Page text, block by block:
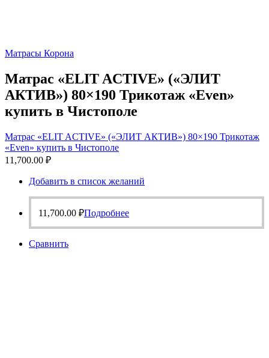
Матрасы Корона
Матрас «ELIT ACTIVE» («ЭЛИТ
АКТИВ») 80×190 Трикотаж «Even»
купить в Чистополе
Матрас «ELIT ACTIVE» («ЭЛИТ АКТИВ») 80×190 Трикотаж
«Even» купить в Чистополе
11,700.00 ₽
Добавить в список желаний
11,700.00 ₽Подробнее
Сравнить